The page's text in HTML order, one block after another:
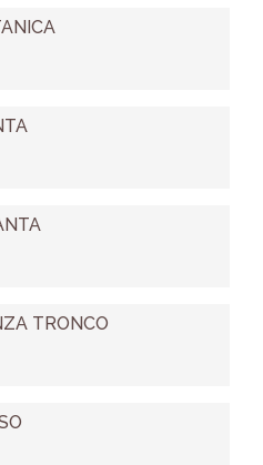
TRONCO